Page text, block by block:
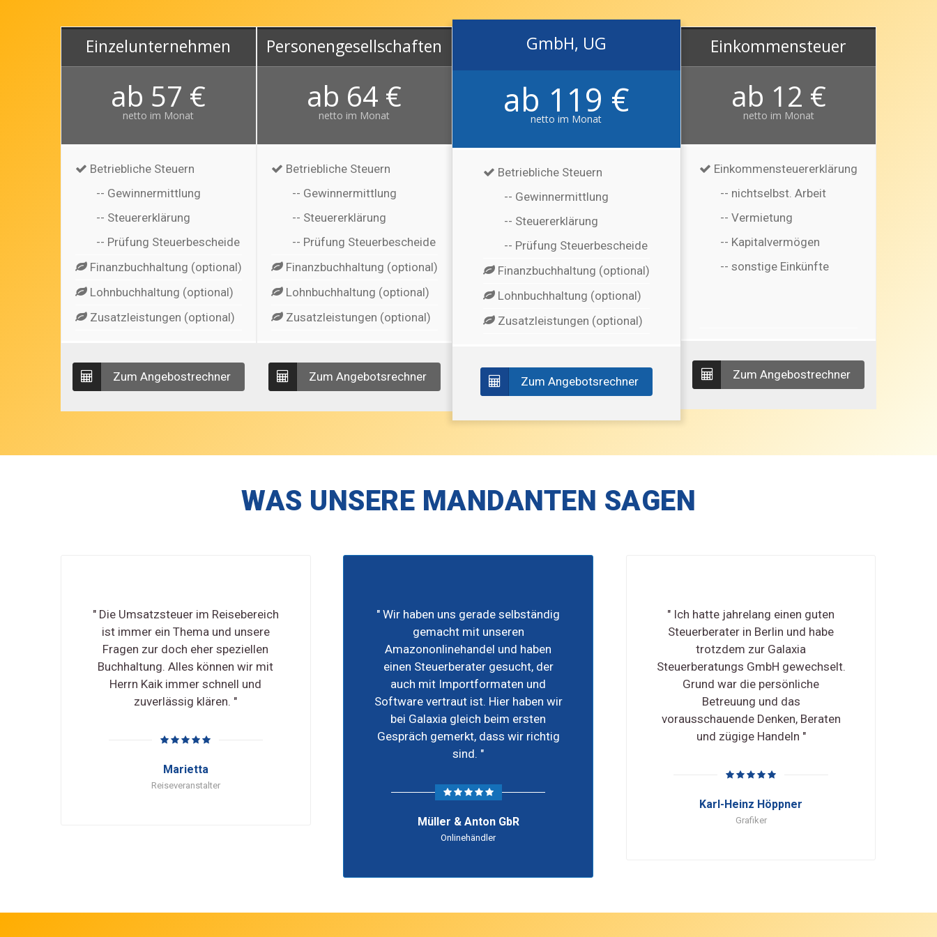
die Route.
MEHR INFOS
Einzelunternehmen
ab 57 €
netto im Monat
Betriebliche Steuern
-- Gewinnermittlung
-- Steuererklärung
-- Prüfung Steuerbescheide
Finanzbuchhaltung (optional)
Lohnbuchhaltung (optional)
Zusatzleistungen (optional)
Zum Angebostrechner
Personengesellschaften
ab 64 €
netto im Monat
Betriebliche Steuern
-- Gewinnermittlung
-- Steuererklärung
-- Prüfung Steuerbescheide
Finanzbuchhaltung (optional)
Lohnbuchhaltung (optional)
Zusatzleistungen (optional)
Zum Angebotsrechner
GmbH, UG
ab 119 €
netto im Monat
Betriebliche Steuern
-- Gewinnermittlung
-- Steuererklärung
-- Prüfung Steuerbescheide
Finanzbuchhaltung (optional)
Lohnbuchhaltung (optional)
Zusatzleistungen (optional)
Zum Angebotsrechner
Einkommensteuer
ab 12 €
netto im Monat
Einkommensteuererklärung
-- nichtselbst. Arbeit
-- Vermietung
-- Kapitalvermögen
-- sonstige Einkünfte
Zum Angebostrechner
WAS UNSERE MANDANTEN SAGEN
" Die Umsatzsteuer im Reisebereich
ist immer ein Thema und unsere
Fragen zur doch eher speziellen
Buchhaltung. Alles können wir mit
Herrn Kaik immer schnell und
zuverlässig klären. "
Marietta
Reiseveranstalter
" Wir haben uns gerade selbständig
gemacht mit unseren
Amazononlinehandel und haben
einen Steuerberater gesucht, der
auch mit Importformaten und
Software vertraut ist. Hier haben wir
bei Galaxia gleich beim ersten
Gespräch gemerkt, dass wir richtig
sind. "
Müller & Anton GbR
Onlinehändler
" Ich hatte jahrelang einen guten
Steuerberater in Berlin und habe
trotzdem zur Galaxia
Steuerberatungs GmbH gewechselt.
Grund war die persönliche
Betreuung und das
vorausschauende Denken, Beraten
und zügige Handeln "
Karl-Heinz Höppner
Grafiker